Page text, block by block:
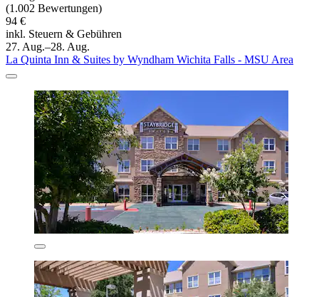
(1.002 Bewertungen)
94 €
inkl. Steuern & Gebühren
27. Aug.–28. Aug.
La Quinta Inn & Suites by Wyndham Wichita Falls - MSU Area